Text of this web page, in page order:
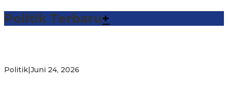
Politik Terbaru+
Politik Juni 24, 2026